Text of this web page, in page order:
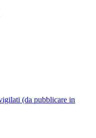
(da pubblicare in